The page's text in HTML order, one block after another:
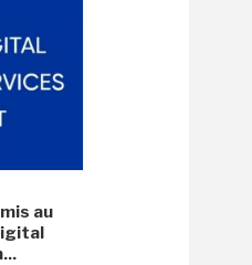
au